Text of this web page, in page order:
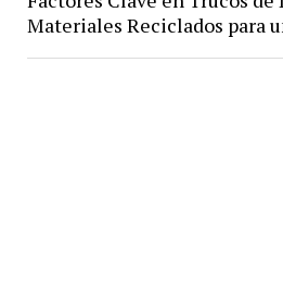
Materiales Reciclados para